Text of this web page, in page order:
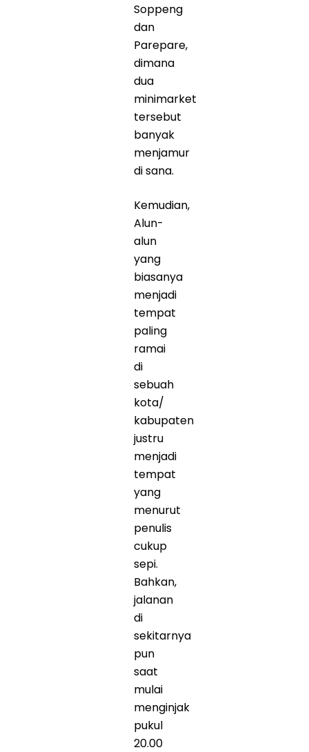
Soppeng
dan
Parepare,
dimana
dua
minimarket
tersebut
banyak
menjamur
di sana.
Kemudian,
Alun-
alun
yang
biasanya
menjadi
tempat
paling
ramai
di
sebuah
kota/
kabupaten
justru
menjadi
tempat
yang
menurut
penulis
cukup
sepi.
Bahkan,
jalanan
di
sekitarnya
pun
saat
mulai
menginjak
pukul
20.00